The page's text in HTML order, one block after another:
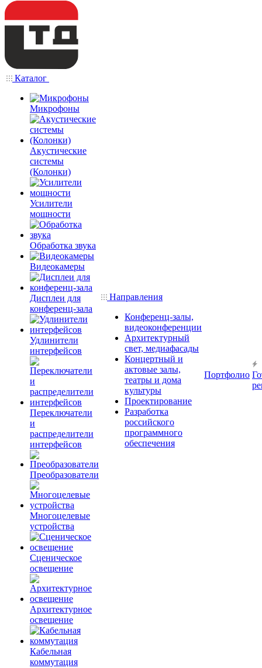
Каталог
Микрофоны
Акустические
системы
(Колонки)
Усилители
мощности
Обработка звука
Видеокамеры
Дисплеи для
конференц-зала
Удлинители
интерфейсов
Переключатели
и
распределители
интерфейсов
Преобразователи
Многоцелевые
устройства
Сценическое
освещение
Архитектурное
освещение
Кабельная
коммутация
Направления
Конференц-залы,
видеоконференции
Архитектурный
свет, медиафасады
Концертный и
актовые залы,
театры и дома
культуры
Проектирование
Разработка
российского
программного
обеспечения
Портфолио